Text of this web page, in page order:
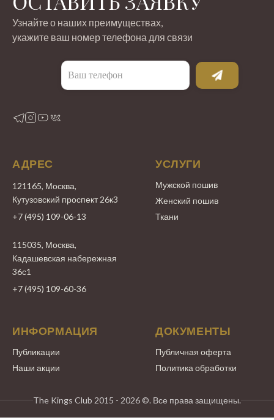
Узнайте о наших преимуществах,
укажите ваш номер телефона для связи
АДРЕС
121165, Москва,
Кутузовский проспект 26к3
+7 (495) 109-06-13
115035, Москва,
Кадашевская набережная
36с1
+7 (495) 109-60-36
УСЛУГИ
Мужской пошив
Женский пошив
Ткани
ИНФОРМАЦИЯ
Публикации
Наши акции
ДОКУМЕНТЫ
Публичная оферта
Политика обработки
The Kings Club 2015 - 2026 ©. Все права защищены.